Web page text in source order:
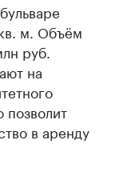
м. Объём
руб.
на
позволит
в аренду